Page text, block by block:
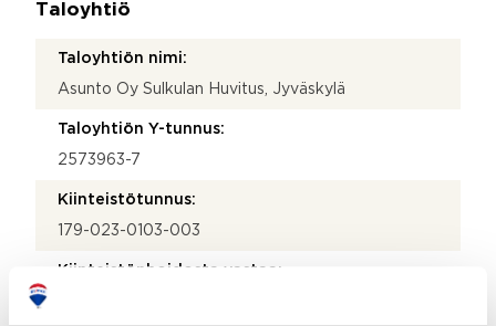
Taloyhtiö
Taloyhtiön nimi:
Asunto Oy Sulkulan Huvitus, Jyväskylä
Taloyhtiön Y-tunnus:
2573963-7
Kiinteistötunnus:
179-023-0103-003
Kiinteistönhoidosta vastaa: